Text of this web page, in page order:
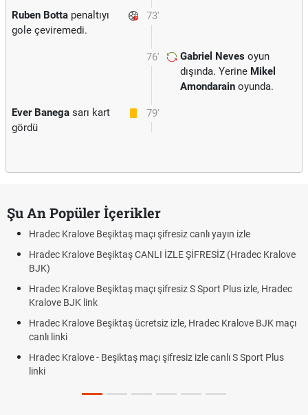
73'
Ruben Botta penaltıyı
gole çeviremedi.
76' Gabriel Neves oyun
dışında. Yerine Mikel
Amondarain oyunda.
79'
Ever Banega sarı kart
gördü
Şu An Popüler İçerikler
Hradec Kralove Beşiktaş maçı şifresiz canlı yayın izle
Hradec Kralove Beşiktaş CANLI İZLE ŞİFRESİZ (Hradec Kralove
BJK)
Hradec Kralove Beşiktaş maçı şifresiz S Sport Plus izle, Hradec
Kralove BJK link
Hradec Kralove Beşiktaş ücretsiz izle, Hradec Kralove BJK maçı
canlı linki
Hradec Kralove - Beşiktaş maçı şifresiz izle canlı S Sport Plus
linki